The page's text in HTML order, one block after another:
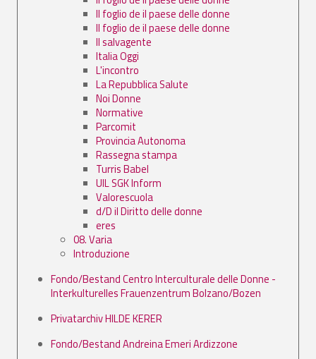
Il foglio de il paese delle donne
Il foglio de il paese delle donne
Il salvagente
Italia Oggi
L'incontro
La Repubblica Salute
Noi Donne
Normative
Parcomit
Provincia Autonoma
Rassegna stampa
Turris Babel
UIL SGK Inform
Valorescuola
d/D il Diritto delle donne
eres
08. Varia
Introduzione
Fondo/Bestand Centro Interculturale delle Donne -
Interkulturelles Frauenzentrum Bolzano/Bozen
Privatarchiv HILDE KERER
Fondo/Bestand Andreina Emeri Ardizzone